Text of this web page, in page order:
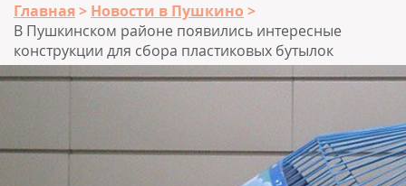
Главная
Новости в Пушкино
В Пушкинском районе появились интересные
конструкции для сбора пластиковых бутылок